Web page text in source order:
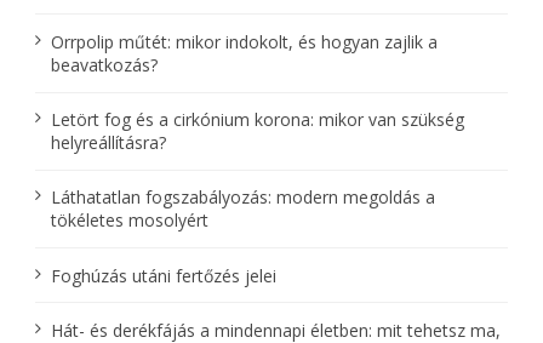
a
p
o
s
Orrpolip műtét: mikor indokolt, és hogyan zajlik a
beavatkozás?
Letört fog és a cirkónium korona: mikor van szükség
helyreállításra?
Láthatatlan fogszabályozás: modern megoldás a
tökéletes mosolyért
Foghúzás utáni fertőzés jelei
Hát- és derékfájás a mindennapi életben: mit tehetsz ma,